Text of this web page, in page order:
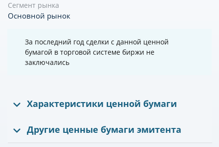
Сегмент рынка
Основной рынок
За последний год сделки с данной ценной
бумагой в торговой системе биржи не
заключались
Характеристики ценной бумаги
Другие ценные бумаги эмитента